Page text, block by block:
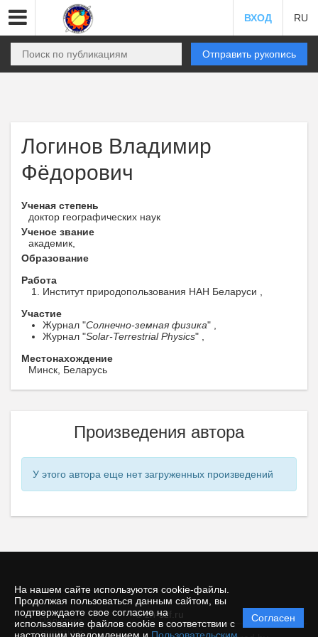
На нашем сайте используются cookie-файлы.
Продолжая пользоваться данным сайтом, вы
подтверждаете свое согласие на
использование файлов cookie в соответствии с
Согласен
ВХОД RU
Отправить рукопись
Логинов Владимир
Фёдорович
Ученая степень
доктор географических наук
Ученое звание
академик,
Образование
Работа
Институт природопользования НАН Беларуси ,
Участие
Журнал "Солнечно-земная физика" ,
Журнал "Solar-Terrestrial Physics" ,
Местонахождение
Минск, Беларусь
Произведения автора
У этого автора еще нет загруженных произведений
© zh-szf.ru
Политика
защиты и